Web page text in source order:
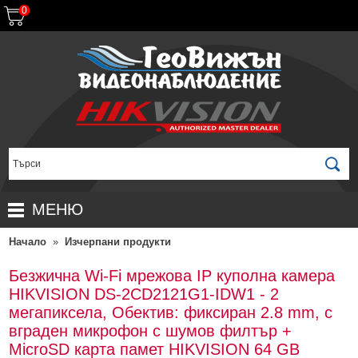
0
МЕНЮ
НАЧАЛО
ПРОДУКТИ
ПРОМОЦИИ
НОВИ ПРОДУКТИ
КОМПЛЕКТИ ЗА ВИДЕОНАБЛЮДЕНИЕ
ЗА ДИСТРИБУТОРИ
ГАРАНЦИОННИ УСЛОВИЯ
ДОСТАВКИ
Начало » Изчерпани продукти
Безжична Wi-Fi мрежова IP куполна камера
HIKVISION DS-2CD2121G1-IDW1 - 2
мегапиксела, Обектив: фиксиран 2.8 mm, с
вграден микрофон с шумов филтър +
MicroSD карта памет HIKVISION 64 GB